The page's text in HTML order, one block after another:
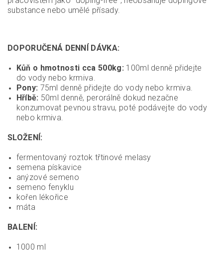
substance nebo umělé přísady.
DOPORUČENÁ DENNÍ DÁVKA:
Kůň o hmotnosti cca 500kg: 100ml denně přidejte
do vody nebo krmiva.
Pony: 75ml denně přidejte do vody nebo krmiva.
Hříbě: 50ml denně, perorálně dokud nezačne
konzumovat pevnou stravu, poté podávejte do vody
nebo krmiva.
SLOŽENÍ:
fermentovaný roztok třtinové melasy
semena pískavice
anýzové semeno
semeno fenyklu
kořen lékořice
máta
BALENÍ:
1000 ml